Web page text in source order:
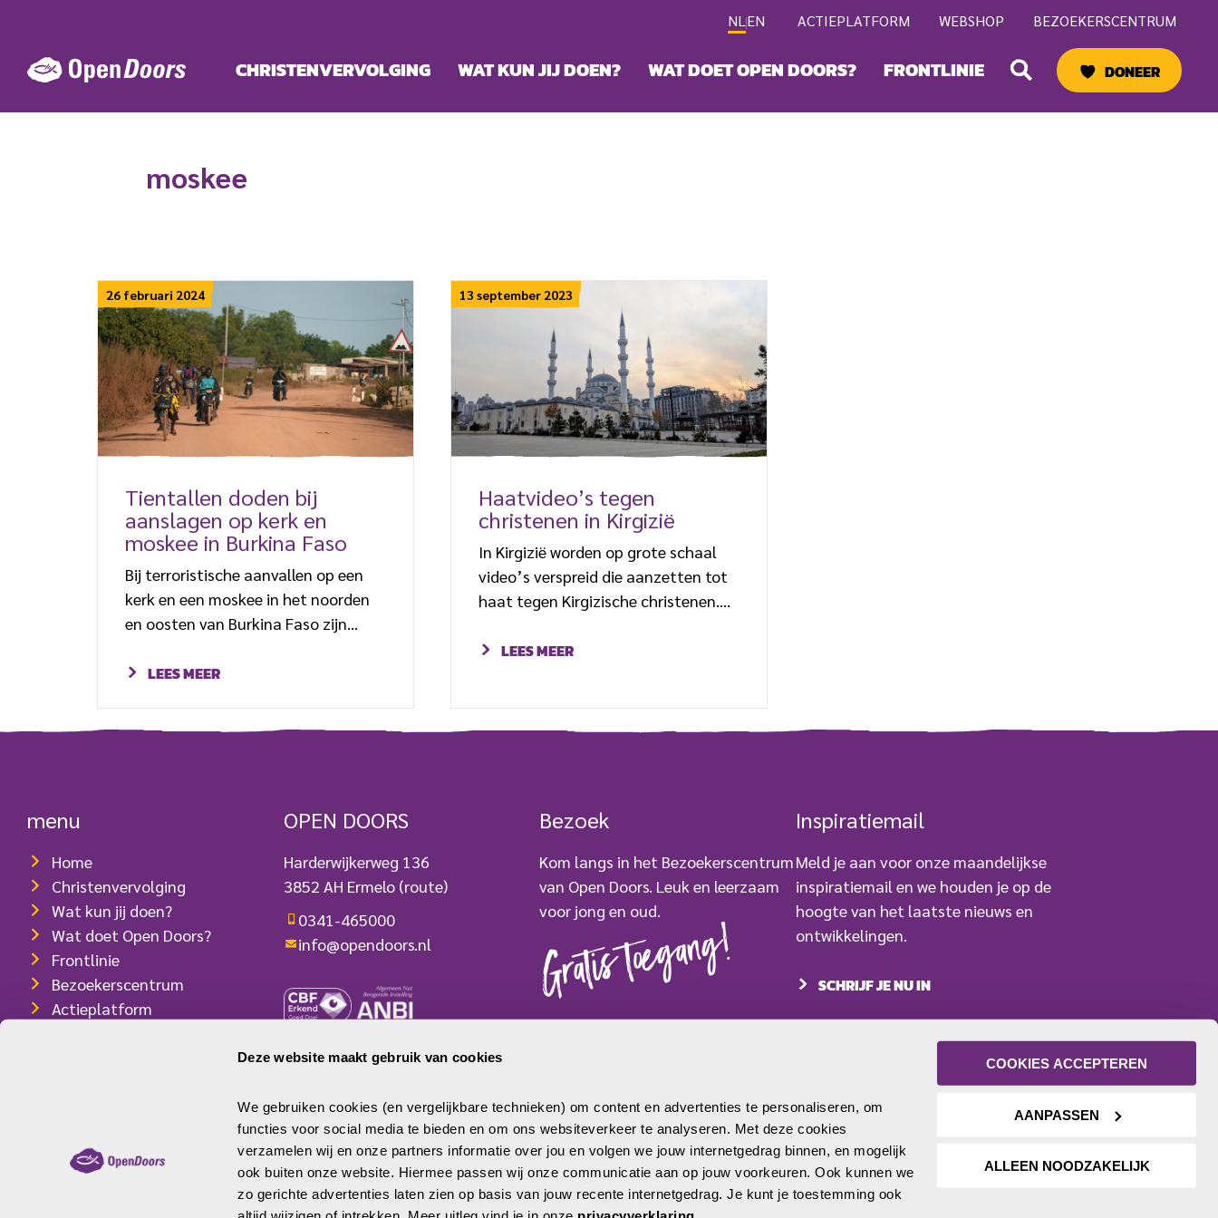
Deze website maakt gebruik van cookies
We gebruiken cookies (en vergelijkbare technieken) om content en advertenties te personaliseren, om
functies voor social media te bieden en om ons websiteverkeer te analyseren. Met deze cookies
verzamelen wij en onze partners informatie over jou en volgen we jouw internetgedrag binnen, en mogelijk
ook buiten onze website. Hiermee passen wij onze communicatie aan op jouw voorkeuren. Ook kunnen we
zo gerichte advertenties laten zien op basis van jouw recente internetgedrag. Je kunt je toestemming ook
COOKIES ACCEPTEREN
AANPASSEN
ALLEEN NOODZAKELIJK
inhoud
NL EN ACTIEPLATFORM WEBSHOP BEZOEKERSCENTRUM
CHRISTENVERVOLGING WAT KUN JIJ DOEN? WAT DOET OPEN DOORS? FRONTLINIE Zoeken DONEER
moskee
26 februari 2024
Tientallen doden bij
aanslagen op kerk en
moskee in Burkina Faso
Bij terroristische aanvallen op een
kerk en een moskee in het noorden
en oosten van Burkina Faso zijn
de ochtendmis in een katholieke kerk
terwijl drie anderen in het ziekenhuis
aan dat de schutters vermoedelijk
[…]
LEES MEER
13 september 2023
Haatvideo’s tegen
christenen in Kirgizië
In Kirgizië worden op grote schaal
video’s verspreid die aanzetten tot
haat tegen Kirgizische christenen.
baptisten die zich van de islam
“sektariërs” genoemd, en
verraders van het inheemse geloof.
De video’s zijn […]
LEES MEER
menu
Home
Christenvervolging
Wat kun jij doen?
Wat doet Open Doors?
Frontlinie
Bezoekerscentrum
Actieplatform
OPEN DOORS
Harderwijkerweg 136
3852 AH Ermelo (route)
0341-465000
info@opendoors.nl
ANBI-/RSIN-nummer: 2779250
Bezoek
Kom langs in het Bezoekerscentrum
van Open Doors. Leuk en leerzaam
voor jong en oud.
Gratis toegang!
Inspiratiemail
Meld je aan voor onze maandelijkse
inspiratiemail en we houden je op de
hoogte van het laatste nieuws en
ontwikkelingen.
SCHRIJF JE NU IN
PrivacyCookies